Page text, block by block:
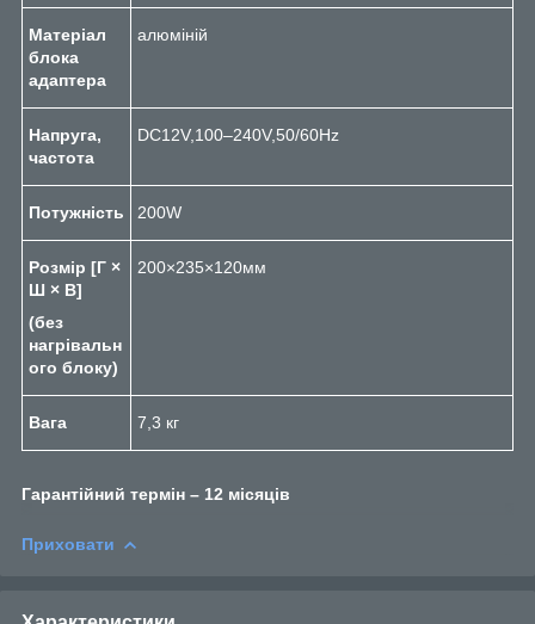
Матеріал
блока
адаптера
алюміній
Напруга,
частота
DC12V,100–240V,50/60Hz
Потужність 200W
Розмір [Г ×
Ш × В]
(без
нагрівальн
ого блоку)
200×235×120мм
Вага 7,3 кг
Гарантійний термін – 12 місяців
Приховати